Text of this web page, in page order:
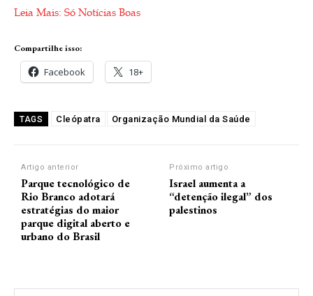
Leia Mais: Só Notícias Boas
Compartilhe isso:
Facebook 18+
TAGS Cleópatra Organização Mundial da Saúde
Artigo anterior
Parque tecnológico de
Rio Branco adotará
estratégias do maior
parque digital aberto e
urbano do Brasil
Próximo artigo
Israel aumenta a
“detenção ilegal” dos
palestinos